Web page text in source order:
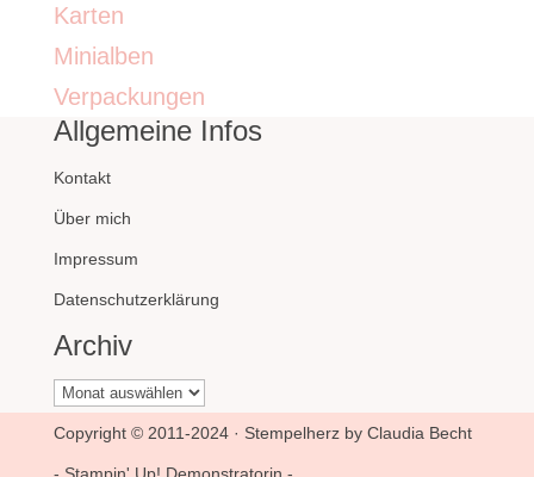
Karten
Minialben
Verpackungen
Allgemeine Infos
Kontakt
Über mich
Impressum
Datenschutzerklärung
Archiv
Archiv
Copyright © 2011-2024 · Stempelherz by Claudia Becht